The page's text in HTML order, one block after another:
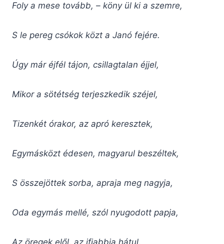
Foly a mese tovább, – köny ül ki a szemre,
S le pereg csókok közt a Janó fejére.
Úgy már éjfél tájon, csillagtalan éjjel,
Mikor a sötétség terjeszkedik széjel,
Tizenkét órakor, az apró keresztek,
Egymásközt édesen, magyarul beszéltek,
S összejöttek sorba, apraja meg nagyja,
Oda egymás mellé, szól nyugodott papja,